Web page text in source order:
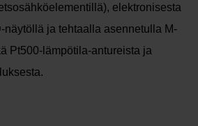
elektronisesta
näytöllä ja tehtaalla asennetulla M-
Pt500-lämpötila-antureista ja